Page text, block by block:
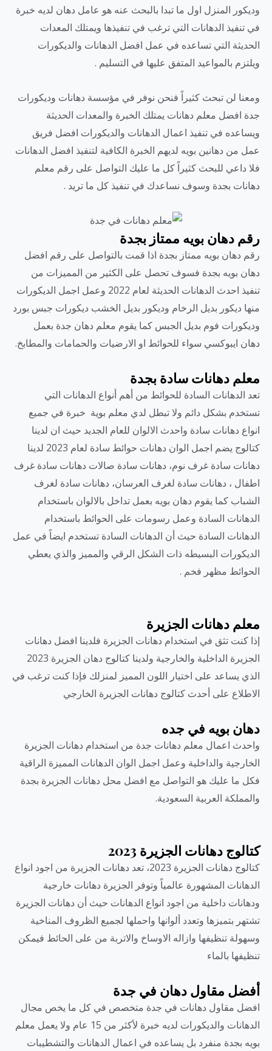
وديكور المنزل اول ما تبدا بالبحث عنه هو عامل دهان لديه خبرة
في تنفيذ الدهانات التي ترغب في تنفيذها ويمتلك المعدات
الحديثة التي تساعده في عمل افضل الدهانات والديكورات
ويلتزم بالمواعيد المتفق عليها في التسليم .
ومعنا لن تبحث كثيراً فنحن نوفر في مؤسسة دهانات وديكورات
جدة افضل معلم دهانات يمتلك الخبرة والمعدات الحديثة
ويساعده في تنفيذ اعمال الدهانات والديكورات افضل فريق
عمل من دهانين بويه لديهم الخبرة الكافية لتنفيذ افضل الدهانات
فلا داعي للبحث كثيراً كل ما عليك التواصل على رقم معلم
دهانات بجدة وسوف نساعدك في تنفيذ كل ما تريد .
رقم دهان بويه ممتاز بجدة
رقم دهان بويه ممتاز بجدة اذا قمت بالتواصل على رقم افضل
دهان بويه بجدة فسوف تحصل على الكثير من المميزات من
تنفيذ احدث الدهانات الحديثة لعام 2022 وعمل اجمل الديكورات
منها ديكور بديل الرخام وديكور بديل الخشب ديكورات جبس بورد
وديكورات فوم بديل الجبس كما يقوم معلم دهان جدة بعمل
دهان ايبوكسي سواء للحوائط او الارضيات والحمامات والمطابخ.
معلم دهانات سادة بجدة
تعد الدهانات السادة للحوائط من أهم أنواع الدهانات التي
تستخدم بشكل دائم ولا تبطل لدي معلم بوية خبرة في جميع
انواع دهانات سادة واحدث الالوان للعام الجديد حيث ان لدينا
كتالوج يضم اجمل الوان دهانات حوائط سادة لعام 2023 لدينا
دهانات سادة غرف نوم، دهانات سادة صالات دهانات سادة غرف
اطفال ، دهانات سادة لغرف العرسان، دهانات سادة لغرف
الشباب كما يقوم دهان بويه بعمل تداخل بالالوان باستخدام
الدهانات السادة وعمل رسومات على الحوائط باستخدام
الدهانات السادة حيث أن الدهانات السادة تستخدم ايضاً في عمل
الديكورات البسيطه ذات الشكل الرقي والمميز والذي يعطي
الحوائط مظهر فخم .
معلم دهانات الجزيرة
إذا كنت تثق في استخدام دهانات الجزيرة فلدينا افضل دهانات
الجزيرة الداخلية والخارجية ولدينا كتالوج دهان الجزيرة 2023
الذي يساعد على اختيار اللون المميز لمنزلك فإذا كنت ترغب في
الاطلاع على أحدث كتالوج دهانات الجزيرة الخارجي
دهان بويه في جده
واحدث اعمال معلم دهانات جدة من استخدام دهانات الجزيرة
الخارجية والداخلية وعمل اجمل الوان الدهانات المميزة الراقية
فكل ما عليك هو التواصل مع افضل محل دهانات الجزيرة بجدة
والمملكة العربية السعودية.
كتالوج دهانات الجزيرة 2023
كتالوج دهانات الجزيرة 2023، تعد دهانات الجزيرة من اجود انواع
الدهانات المشهورة عالمياً وتوفر الجزيرة دهانات خارجية
ودهانات داخلية من اجود انواع الدهانات حيث أن دهانات الجزيرة
تشتهر بتميزها وتعدد ألوانها واحملها لجميع الظروف المناخية
وسهولة تنظيفها وازاله الاوساخ والاتربة من على الحائط فيمكن
تنظيفها بالماء
أفضل مقاول دهان في جدة
افضل مقاول دهانات في جدة متخصص في كل ما يخص مجال
الدهانات والديكورات لديه خبرة لأكثر من 15 عام ولا يعمل معلم
بويه بجدة منفرد بل يساعده في اعمال الدهانات والتشطيبات